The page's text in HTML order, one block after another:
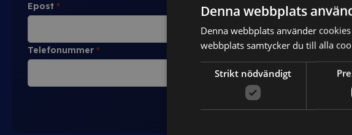
Epost *
Telefonummer *
Denna webbplats
Denna webbplats använder
webbplats samtycker du till alla
Strikt nödvändigt